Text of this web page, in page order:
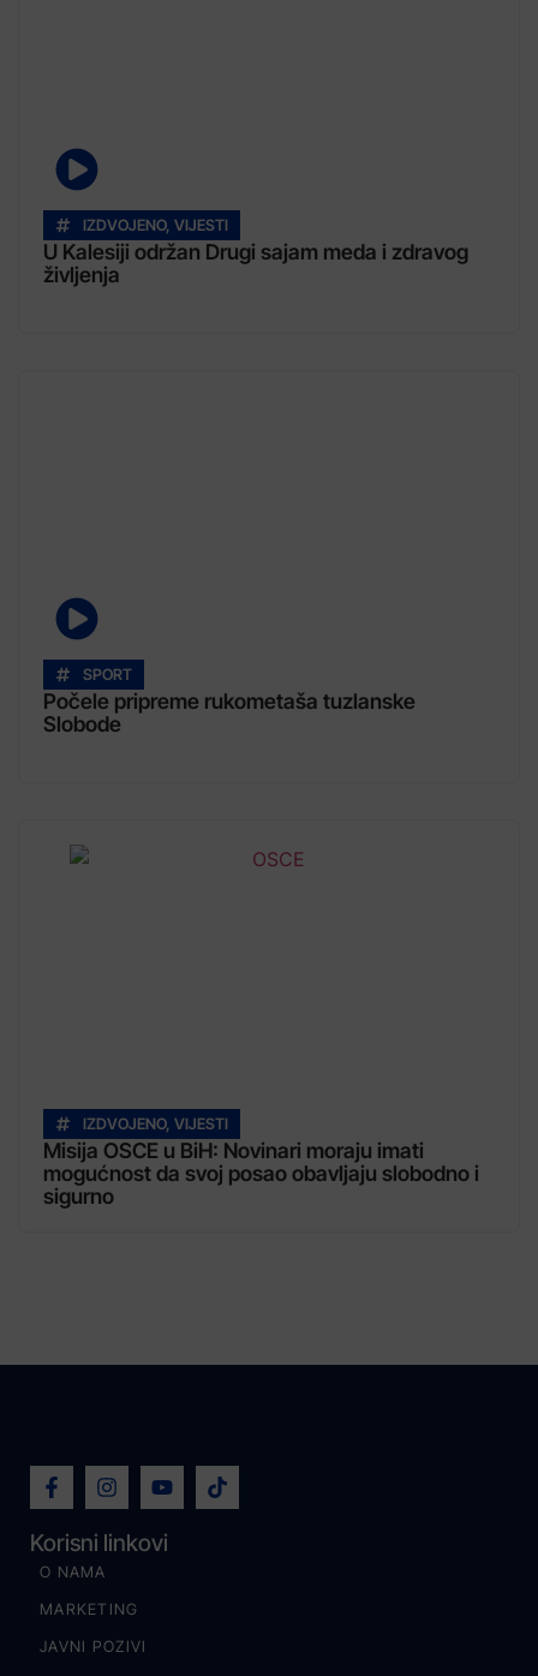
IZDVOJENO, VIJESTI
U Kalesiji održan Drugi sajam meda i zdravog
življenja
SPORT
Počele pripreme rukometaša tuzlanske
Slobode
IZDVOJENO, VIJESTI
Misija OSCE u BiH: Novinari moraju imati
mogućnost da svoj posao obavljaju slobodno i
sigurno
Korisni linkovi
O NAMA
MARKETING
JAVNI POZIVI